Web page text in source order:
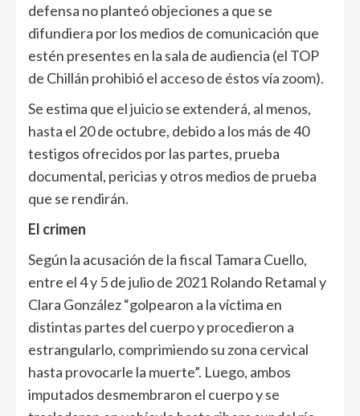
defensa no planteó objeciones a que se
difundiera por los medios de comunicación que
estén presentes en la sala de audiencia (el TOP
de Chillán prohibió el acceso de éstos vía zoom).
Se estima que el juicio se extenderá, al menos,
hasta el 20 de octubre, debido a los más de 40
testigos ofrecidos por las partes, prueba
documental, pericias y otros medios de prueba
que se rendirán.
El crimen
Según la acusación de la fiscal Tamara Cuello,
entre el 4 y 5 de julio de 2021 Rolando Retamal y
Clara González “golpearon a la víctima en
distintas partes del cuerpo y procedieron a
estrangularlo, comprimiendo su zona cervical
hasta provocarle la muerte”. Luego, ambos
imputados desmembraron el cuerpo y se